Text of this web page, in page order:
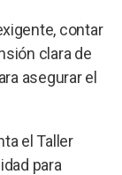
contar
clara de
asegurar el
el Taller
para